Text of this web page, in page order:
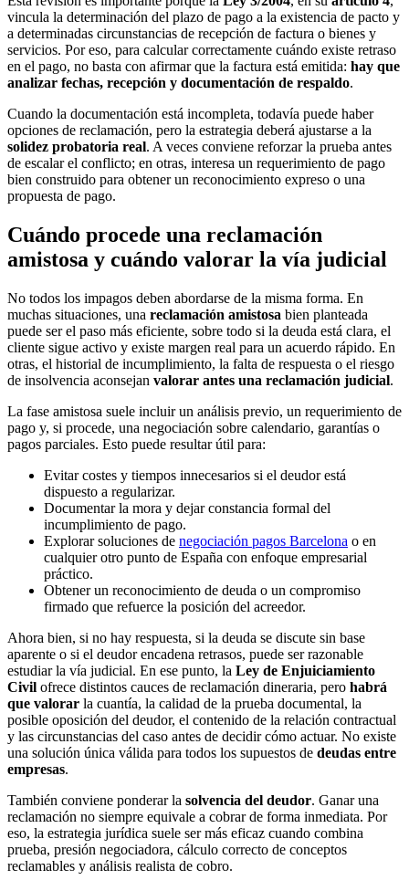
vincula la determinación del plazo de pago a la existencia de pacto y
a determinadas circunstancias de recepción de factura o bienes y
servicios. Por eso, para calcular correctamente cuándo existe retraso
en el pago, no basta con afirmar que la factura está emitida: hay que
analizar fechas, recepción y documentación de respaldo.
Cuando la documentación está incompleta, todavía puede haber
opciones de reclamación, pero la estrategia deberá ajustarse a la
solidez probatoria real. A veces conviene reforzar la prueba antes
de escalar el conflicto; en otras, interesa un requerimiento de pago
bien construido para obtener un reconocimiento expreso o una
propuesta de pago.
Cuándo procede una reclamación
amistosa y cuándo valorar la vía judicial
No todos los impagos deben abordarse de la misma forma. En
muchas situaciones, una reclamación amistosa bien planteada
puede ser el paso más eficiente, sobre todo si la deuda está clara, el
cliente sigue activo y existe margen real para un acuerdo rápido. En
otras, el historial de incumplimiento, la falta de respuesta o el riesgo
de insolvencia aconsejan valorar antes una reclamación judicial.
La fase amistosa suele incluir un análisis previo, un requerimiento de
pago y, si procede, una negociación sobre calendario, garantías o
pagos parciales. Esto puede resultar útil para:
Evitar costes y tiempos innecesarios si el deudor está
dispuesto a regularizar.
Documentar la mora y dejar constancia formal del
incumplimiento de pago.
Explorar soluciones de negociación pagos Barcelona o en
cualquier otro punto de España con enfoque empresarial
práctico.
Obtener un reconocimiento de deuda o un compromiso
firmado que refuerce la posición del acreedor.
Ahora bien, si no hay respuesta, si la deuda se discute sin base
aparente o si el deudor encadena retrasos, puede ser razonable
estudiar la vía judicial. En ese punto, la Ley de Enjuiciamiento
Civil ofrece distintos cauces de reclamación dineraria, pero habrá
que valorar la cuantía, la calidad de la prueba documental, la
posible oposición del deudor, el contenido de la relación contractual
y las circunstancias del caso antes de decidir cómo actuar. No existe
una solución única válida para todos los supuestos de deudas entre
empresas.
También conviene ponderar la solvencia del deudor. Ganar una
reclamación no siempre equivale a cobrar de forma inmediata. Por
eso, la estrategia jurídica suele ser más eficaz cuando combina
prueba, presión negociadora, cálculo correcto de conceptos
reclamables y análisis realista de cobro.